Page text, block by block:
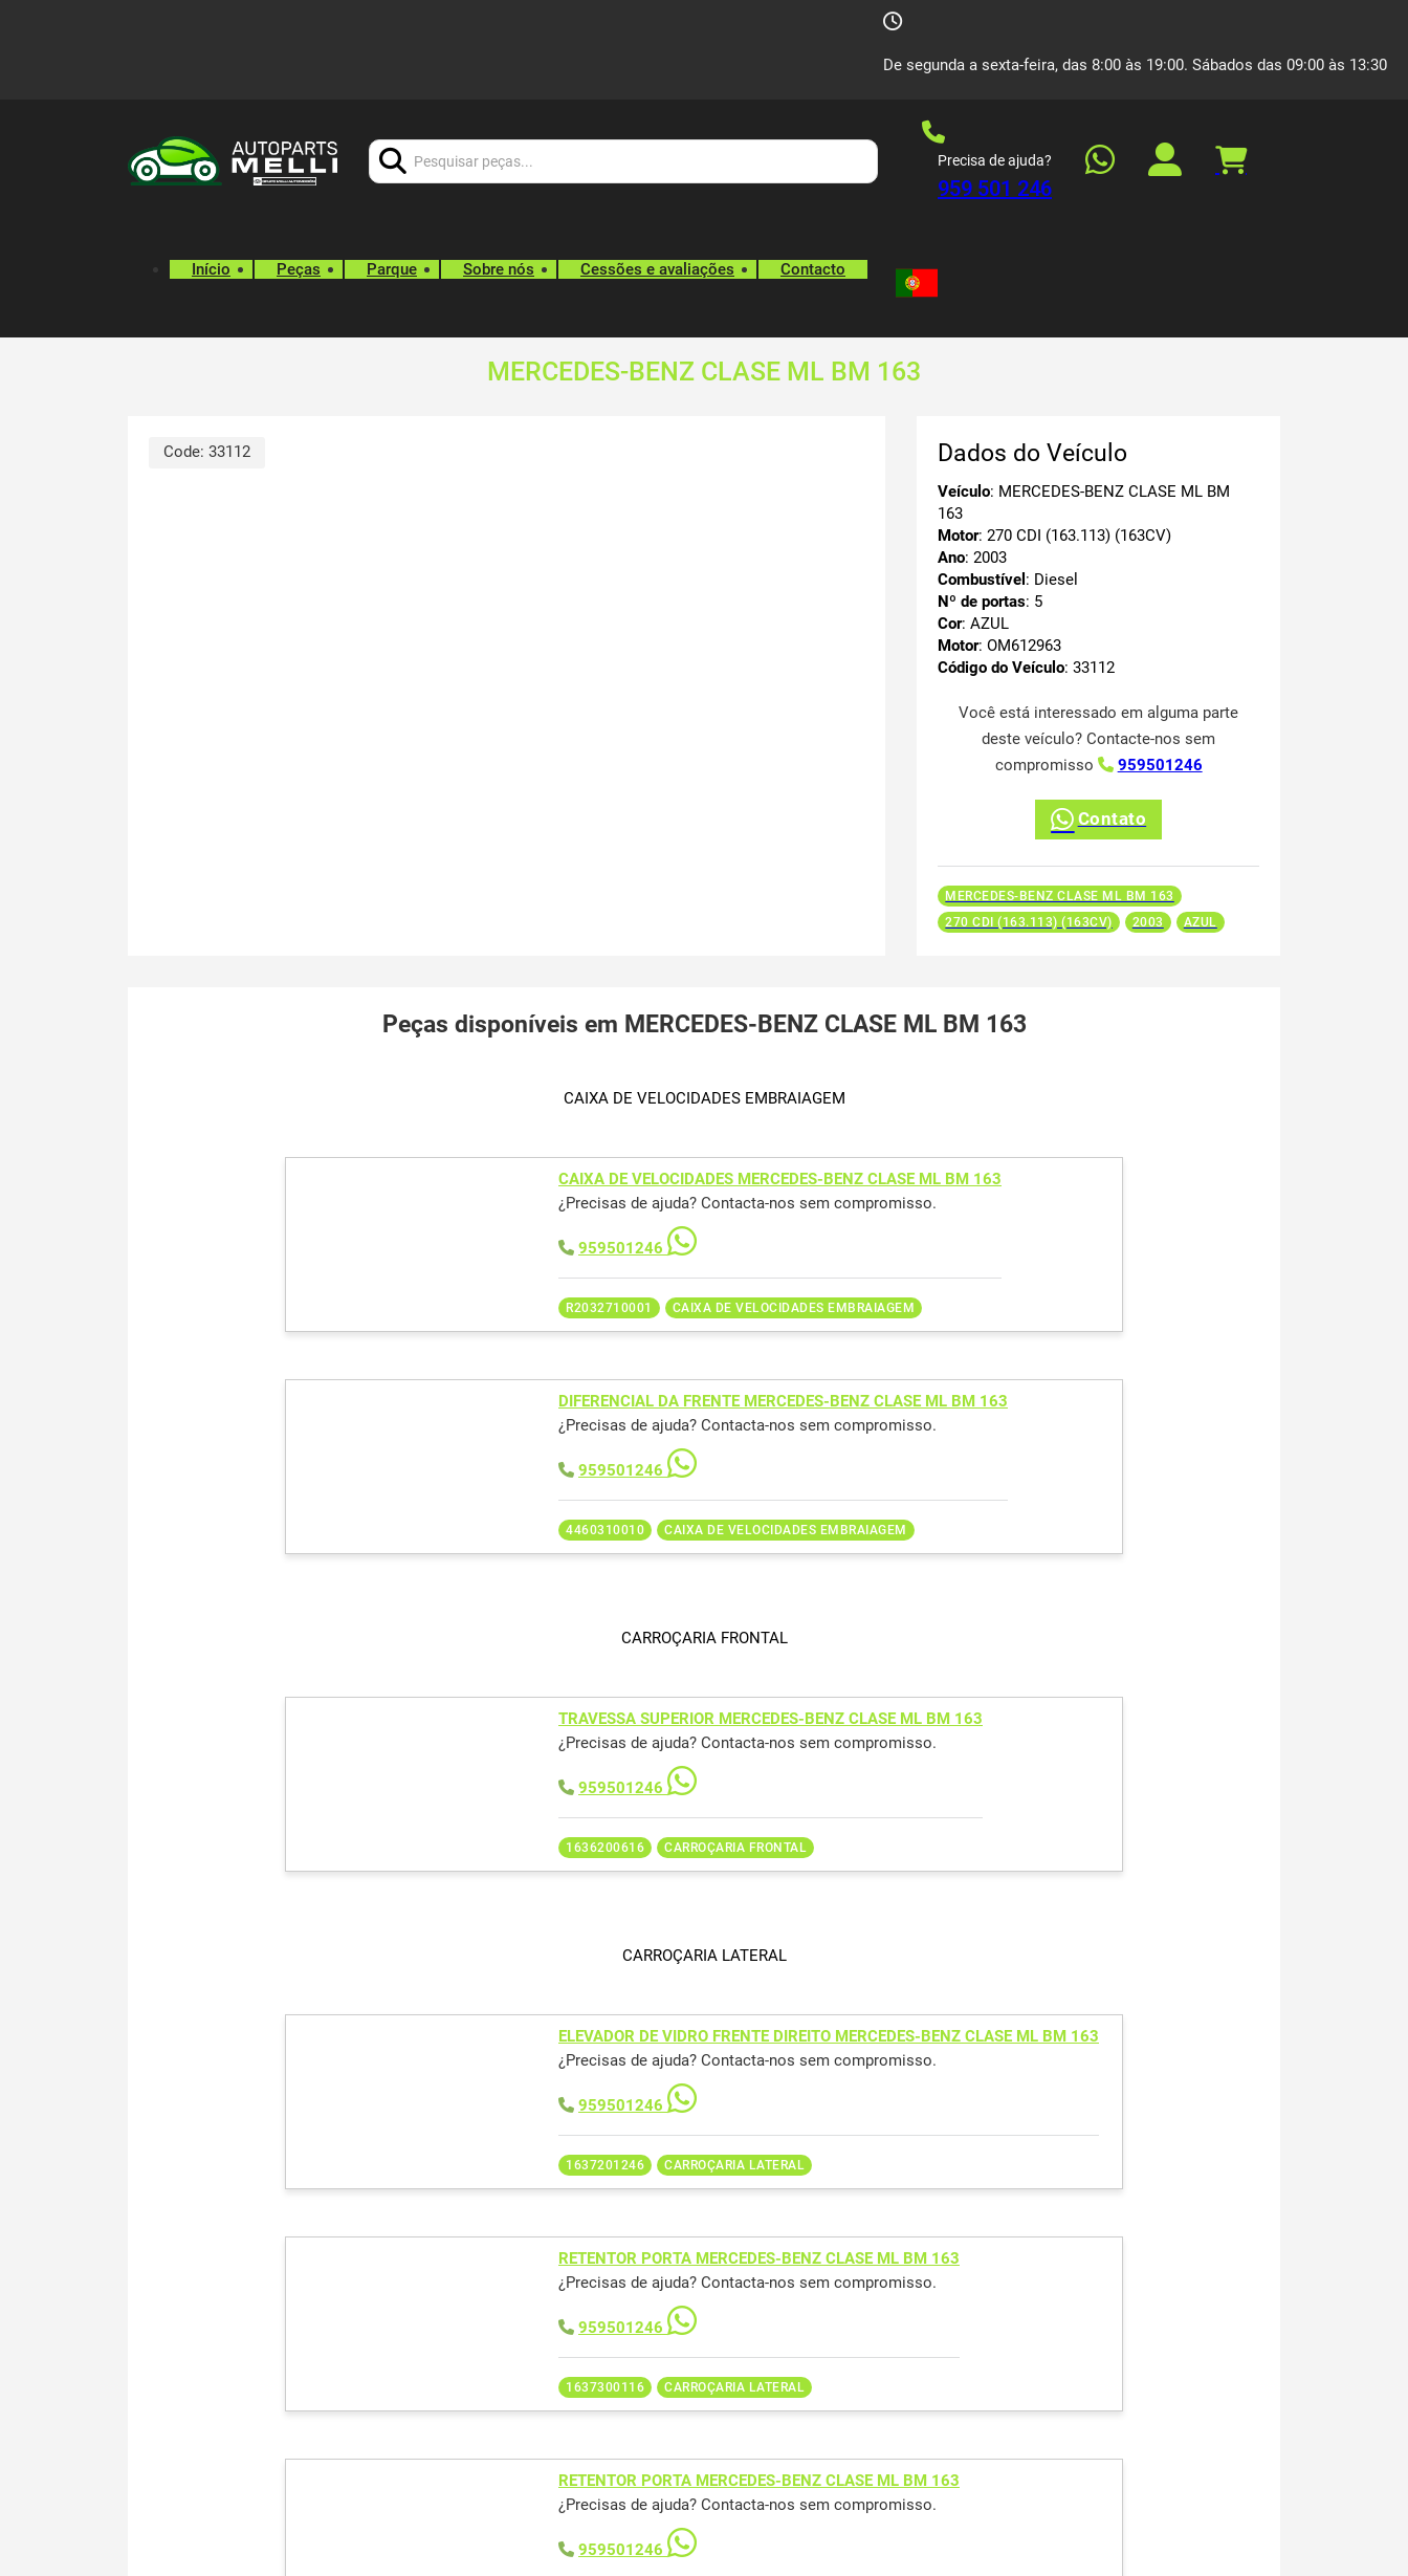
De segunda a sexta-feira, das 8:00 às 19:00. Sábados das 09:00 às 13:30
Precisa de ajuda?
959 501 246
Início Peças Parque Sobre nós Cessões e avaliações Contacto
MERCEDES-BENZ CLASE ML BM 163
Code: 33112 Dados do Veículo
Veículo: MERCEDES-BENZ CLASE ML BM
163
Motor: 270 CDI (163.113) (163CV)
Ano: 2003
Combustível : Diesel
Nº de portas: 5
Cor: AZUL
Motor: OM612963
Código do Veículo: 33112
Você está interessado em alguma parte
deste veículo? Contacte-nos sem
compromisso
959501246
Contato
MERCEDES-BENZ CLASE ML BM 163
270 CDI (163.113) (163CV)
2003 AZUL
Peças disponíveis em MERCEDES-BENZ CLASE ML BM 163
CAIXA DE VELOCIDADES EMBRAIAGEM
CAIXA DE VELOCIDADES MERCEDES-BENZ CLASE ML BM 163
¿Precisas de ajuda? Contacta-nos sem compromisso.
959501246
R2032710001 CAIXA DE VELOCIDADES EMBRAIAGEM
DIFERENCIAL DA FRENTE MERCEDES-BENZ CLASE ML BM 163
¿Precisas de ajuda? Contacta-nos sem compromisso.
959501246
4460310010 CAIXA DE VELOCIDADES EMBRAIAGEM
CARROÇARIA FRONTAL
TRAVESSA SUPERIOR MERCEDES-BENZ CLASE ML BM 163
¿Precisas de ajuda? Contacta-nos sem compromisso.
959501246
1636200616 CARROÇARIA FRONTAL
CARROÇARIA LATERAL
ELEVADOR DE VIDRO FRENTE DIREITO MERCEDES-BENZ CLASE ML BM 163
¿Precisas de ajuda? Contacta-nos sem compromisso.
959501246
1637201246 CARROÇARIA LATERAL
RETENTOR PORTA MERCEDES-BENZ CLASE ML BM 163
¿Precisas de ajuda? Contacta-nos sem compromisso.
959501246
1637300116 CARROÇARIA LATERAL
RETENTOR PORTA MERCEDES-BENZ CLASE ML BM 163
¿Precisas de ajuda? Contacta-nos sem compromisso.
959501246